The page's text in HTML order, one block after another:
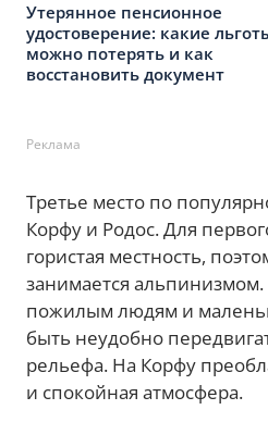
Утерянное пенсионное
удостоверение: какие
можно потерять и как
восстановить документ
Реклама
Третье место по
Корфу и Родос. Для
гористая местность,
занимается
пожилым людям и
быть неудобно
рельефа. На Корфу
и спокойная атмосфера.